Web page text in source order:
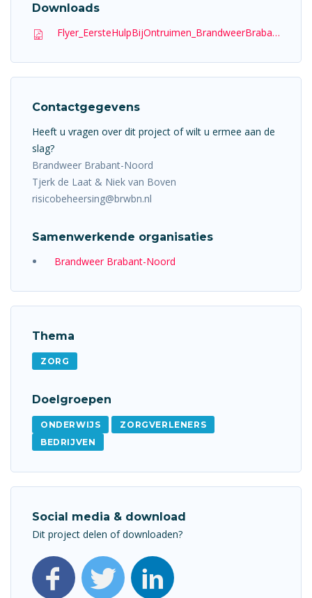
Downloads
Flyer_EersteHulpBijOntruimen_BrandweerBrabant-Noord.pdf
Contactgegevens
Heeft u vragen over dit project of wilt u ermee aan de
slag?
Brandweer Brabant-Noord
Tjerk de Laat & Niek van Boven
risicobeheersing@brwbn.nl
Samenwerkende organisaties
Brandweer Brabant-Noord
Thema
ZORG
Doelgroepen
ONDERWIJS
ZORGVERLENERS
BEDRIJVEN
Social media & download
Dit project delen of downloaden?